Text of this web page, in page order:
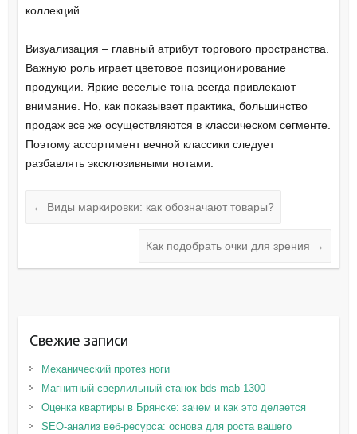
коллекций.
Визуализация – главный атрибут торгового пространства.
Важную роль играет цветовое позиционирование
продукции. Яркие веселые тона всегда привлекают
внимание. Но, как показывает практика, большинство
продаж все же осуществляются в классическом сегменте.
Поэтому ассортимент вечной классики следует
разбавлять эксклюзивными нотами.
← Виды маркировки: как обозначают товары?
Как подобрать очки для зрения →
Свежие записи
Механический протез ноги
Магнитный сверлильный станок bds mab 1300
Оценка квартиры в Брянске: зачем и как это делается
SEO-анализ веб-ресурса: основа для роста вашего